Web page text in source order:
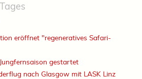
eröffnet "regeneratives Safari-
gestartet
nach Glasgow mit LASK Linz